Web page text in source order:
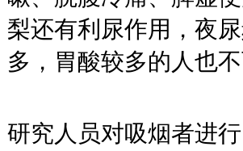
梨还有利尿作用，夜
多，胃酸较多的人也不
研究人员对吸烟者进